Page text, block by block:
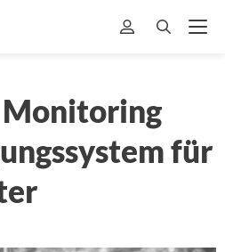
Monitoring
für